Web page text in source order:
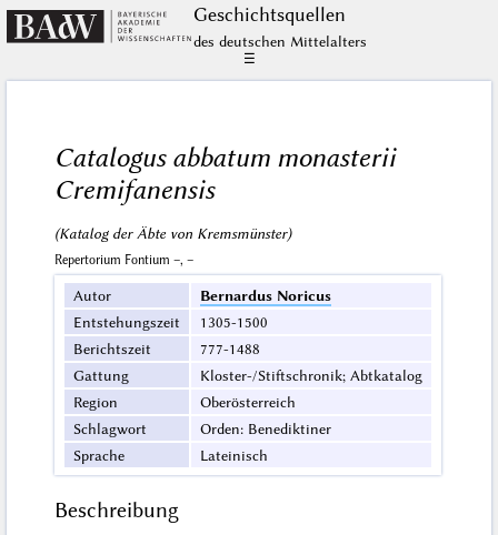
Geschichts­quellen
des deutschen Mittelalters
☰
Catalogus abbatum monasterii
Cremifanensis
(Katalog der Äbte von Kremsmünster)
Repertorium Fontium –, –
Autor
Bernardus Noricus
Entstehungszeit
1305-1500
Berichtszeit
777-1488
Gattung
Kloster-/Stiftschronik; Abtkatalog
Region
Oberösterreich
Schlagwort
Orden: Benediktiner
Sprache
Lateinisch
Beschreibung